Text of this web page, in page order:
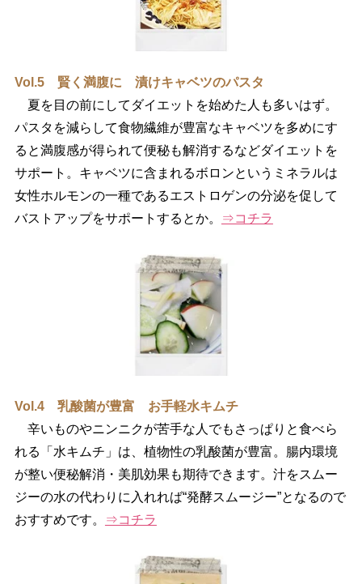
Vol.5 賢く満腹に 漬けキャベツのパスタ
夏を目の前にしてダイエットを始めた人も多いはず。
パスタを減らして食物繊維が豊富なキャベツを多めにす
ると満腹感が得られて便秘も解消するなどダイエットを
サポート。キャベツに含まれるボロンというミネラルは
女性ホルモンの一種であるエストロゲンの分泌を促して
バストアップをサポートするとか。
⇒コチラ
Vol.4 乳酸菌が豊富 お手軽水キムチ
辛いものやニンニクが苦手な人でもさっぱりと食べら
れる「水キムチ」は、植物性の乳酸菌が豊富。腸内環境
が整い便秘解消・美肌効果も期待できます。汁をスムー
ジーの水の代わりに入れれば“発酵スムージー”となるので
おすすめです。
⇒コチラ